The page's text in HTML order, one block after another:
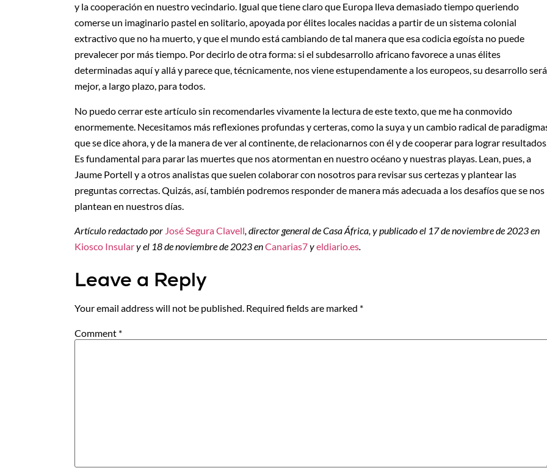
y la cooperación en nuestro vecindario. Igual que tiene claro que Europa lleva demasiado tiempo queriendo
comerse un imaginario pastel en solitario, apoyada por élites locales nacidas a partir de un sistema colonial
extractivo que no ha muerto, y que el mundo está cambiando de tal manera que esa codicia egoísta no puede
prevalecer por más tiempo. Por decirlo de otra forma: si el subdesarrollo africano favorece a unas élites
determinadas aquí y allá y parece que, técnicamente, nos viene estupendamente a los europeos, su desarrollo será
mejor, a largo plazo, para todos.
No puedo cerrar este artículo sin recomendarles vivamente la lectura de este texto, que me ha conmovido
enormemente. Necesitamos más reflexiones profundas y certeras, como la suya y un cambio radical de
que se dice ahora, y de la manera de ver al continente, de relacionarnos con él y de cooperar para lograr
Es fundamental para parar las muertes que nos atormentan en nuestro océano y nuestras playas. Lean, pues, a
Jaume Portell y a otros analistas que suelen colaborar con nosotros para revisar sus certezas y plantear las
preguntas correctas. Quizás, así, también podremos responder de manera más adecuada a los desafíos que se nos
plantean en nuestros días.
Artículo redactado por José Segura Clavell, director general de Casa África, y publicado el 17 de noviembre de 2023 en
Kiosco Insulary el 18 de noviembre de 2023 enCanarias7yeldiario.es.
Leave a Reply
Your email address will not be published. Required fields are marked *
Comment *